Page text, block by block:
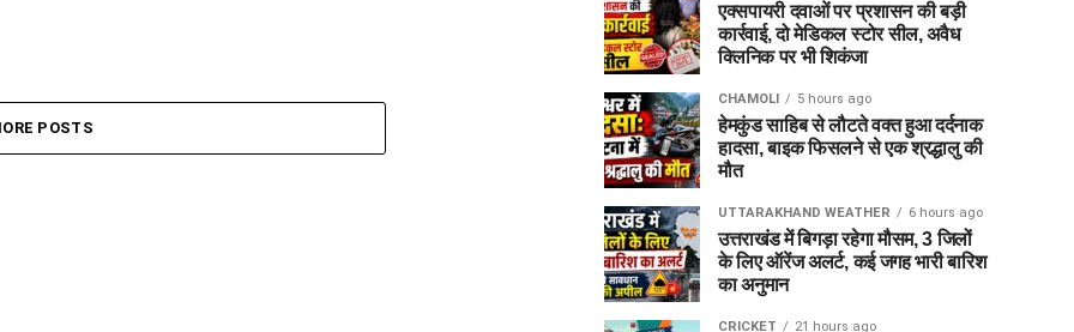
POSTS
एक्सपायरी दवाओं पर प्रशासन की बड़ी
कार्रवाई, दो मेडिकल स्टोर सील, अवैध
क्लिनिक पर भी शिकंजा
CHAMOLI 5 hours ago
हेमकुंड साहिब से लौटते वक्त हुआ दर्दनाक
हादसा, बाइक फिसलने से एक श्रद्धालु की
मौत
UTTARAKHAND WEATHER 6 hours ago
उत्तराखंड में बिगड़ा रहेगा मौसम, 3 जिलों
के लिए ऑरेंज अलर्ट, कई जगह भारी बारिश
का अनुमान
CRICKET 21 hours ago